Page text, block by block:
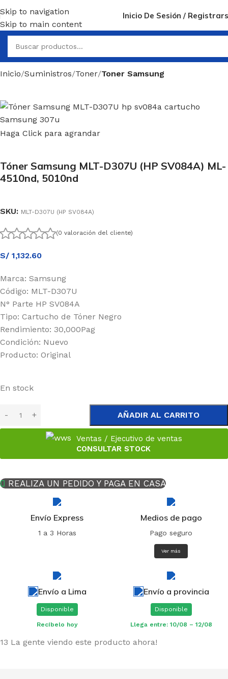
Skip to navigation
Skip to main content
Inicio De Sesión /
Inicio Suministros Toner Toner Samsung
Haga Click para agrandar
Tóner Samsung MLT-D307U (HP SV084A) ML-
4510nd, 5010nd
SKU: MLT-D307U (HP SV084A)
(0 valoración del cliente)
S/ 1,132.60
Marca: Samsung
Código: MLT-D307U
N° Parte HP SV084A
Tipo: Cartucho de Tóner Negro
Rendimiento: 30,000Pag
Condición: Nuevo
Producto: Original
En stock
AÑADIR AL CARRITO
Ventas / Ejecutivo de ventas
CONSULTAR STOCK
REALIZA UN PEDIDO Y PAGA EN CASA
Envío Express
1 a 3 Horas
Medios de pago
Pago seguro
Ver más
Envío a Lima
Disponible
Recíbelo hoy
Envío a provincia
Disponible
Llega entre: 10/08 – 12/08
13 La gente viendo este producto ahora!
Términos y condiciones